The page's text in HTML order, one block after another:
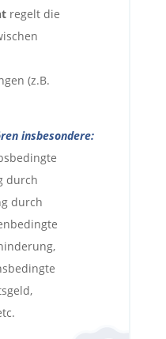
regelt die
(z.B.
insbesondere:
durch
durch